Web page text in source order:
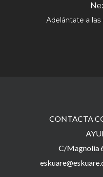
Adelántate a
CONTACTA
C/Magnolia